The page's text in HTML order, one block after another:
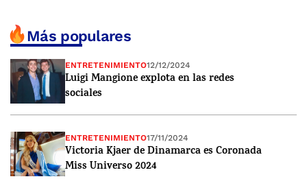
Más populares
ENTRETENIMIENTO12/12/2024
Luigi Mangione explota en las redes
sociales
ENTRETENIMIENTO17/11/2024
Victoria Kjaer de Dinamarca es Coronada
Miss Universo 2024